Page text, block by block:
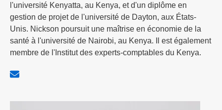
l'université Kenyatta, au Kenya, et d'un diplôme en
gestion de projet de l'université de Dayton, aux États-
Unis. Nickson poursuit une maîtrise en économie de la
santé à l'université de Nairobi, au Kenya. Il est également
membre de l'Institut des experts-comptables du Kenya.